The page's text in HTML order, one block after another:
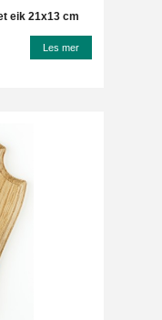
eik 21x13 cm
Les mer